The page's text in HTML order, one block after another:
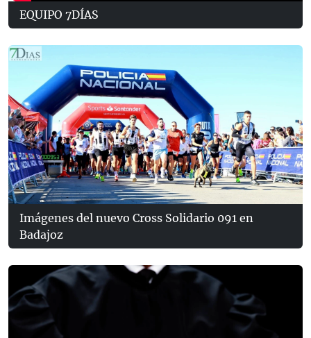
EQUIPO 7DÍAS
Imágenes del nuevo Cross Solidario 091 en
Badajoz